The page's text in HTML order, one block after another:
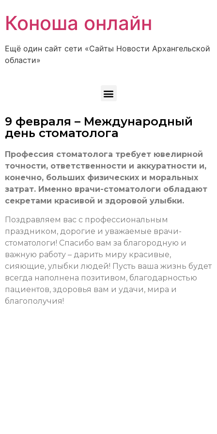
Коноша онлайн
Ещё один сайт сети «Сайты Новости Архангельской
области»
9 февраля – Международный
день стоматолога
Профессия стоматолога требует ювелирной
точности, ответственности и аккуратности и,
конечно, больших физических и моральных
затрат. Именно врачи-стоматологи обладают
секретами красивой и здоровой улыбки.
Поздравляем вас с профессиональным
праздником, дорогие и уважаемые врачи-
стоматологи! Спасибо вам за благородную и
важную работу – дарить миру красивые,
сияющие, улыбки людей! Пусть ваша жизнь будет
всегда наполнена позитивом, благодарностью
пациентов, здоровья вам и удачи, мира и
благополучия!